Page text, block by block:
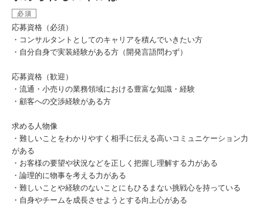
必須
応募資格（必須）
・コンサルタントとしてのキャリアを積んでいきたい方
・自分自身で実装経験がある方（開発言語問わず）
応募資格（歓迎）
・流通・小売りの業務領域における豊富な知識・経験
・顧客への交渉経験がある方
求める人物像
・難しいことをわかりやすく相手に伝える高いコミュニケーション力
がある
・お客様の要望や状況などを正しく把握し理解する力がある
・論理的に物事を考える力がある
・難しいことや経験のないことにもひるまない挑戦心を持っている
・自身やチームを成長させようとする向上心がある